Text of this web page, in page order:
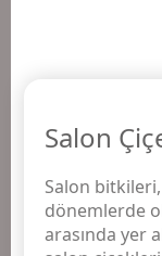
Salon
Salon
dönemlerde
arasında yer